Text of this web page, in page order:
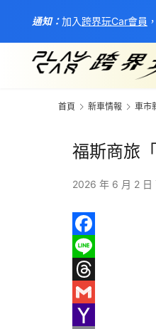
首頁 新車情報 車市
福斯商旅
2026 年 6 月 2 日
F
a
c
L
T
G
通知：加入 跨界玩Car會員